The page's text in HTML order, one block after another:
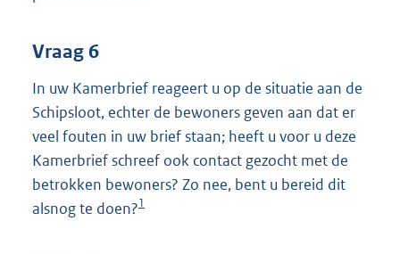
Vraag 6
In uw Kamerbrief reageert u op de situatie aan de
Schipsloot, echter de bewoners geven aan dat er
veel fouten in uw brief staan; heeft u voor u deze
Kamerbrief schreef ook contact gezocht met de
betrokken bewoners? Zo nee, bent u bereid dit
alsnog te doen?1